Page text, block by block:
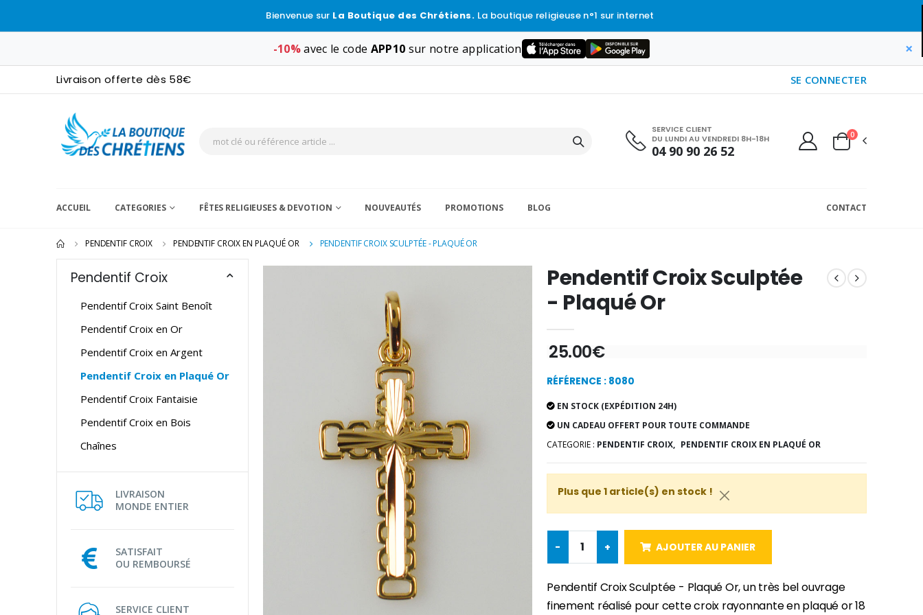
Bienvenue sur La Boutique des Chrétiens. La boutique religieuse n°1 sur internet
-10%avec le code APP10 sur notre application ×
Livraison offerte dès 58€ SE CONNECTER
SERVICE CLIENT
DU LUNDI AU VENDREDI 8H-18H
04 90 90 26 52
0
ACCUEIL CATEGORIES FÊTES RELIGIEUSES & DEVOTION NOUVEAUTÉS PROMOTIONS BLOG CONTACT
PENDENTIF CROIX PENDENTIF CROIX EN PLAQUÉ OR PENDENTIF CROIX SCULPTÉE - PLAQUÉ OR
Pendentif Croix
Pendentif Croix Saint Benoît
Pendentif Croix en Or
Pendentif Croix en Argent
Pendentif Croix en Plaqué Or
Pendentif Croix Fantaisie
Pendentif Croix en Bois
Chaînes
LIVRAISON
MONDE ENTIER
SATISFAIT
OU REMBOURSÉ
SERVICE CLIENT
Pendentif Croix Sculptée
- Plaqué Or
25.00€
RÉFÉRENCE : 8080
EN STOCK (EXPÉDITION 24H)
UN CADEAU OFFERT POUR TOUTE COMMANDE
CATEGORIE : PENDENTIF CROIX, PENDENTIF CROIX EN PLAQUÉ OR
Plus que 1 article(s) en stock !
- + AJOUTER AU PANIER
Pendentif Croix Sculptée - Plaqué Or, un très bel ouvrage
finement réalisé pour cette croix rayonnante en plaqué or 18